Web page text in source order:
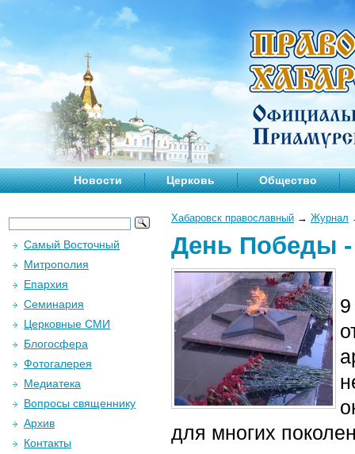
Новости Церковь Общество
Хабаровск православный → Журнал
День Победы
для многих
Самый Восточный
Митрополия
Епархия
Семинария
Церковные СМИ
Блогосфера
Фотогалерея
Медиатека
Вопросы священнику
Архив
Контакты